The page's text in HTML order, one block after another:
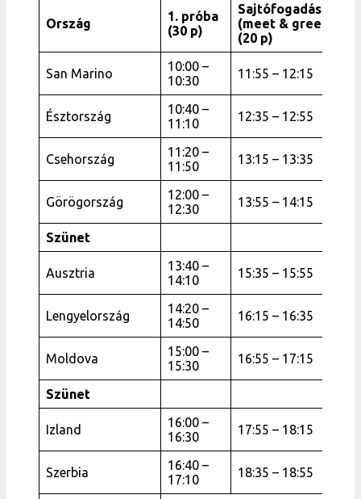
Ország
1. próba
(30 p)
Sajtófogadás
(meet & greet)
(20 p)
San Marino
10:00 –
10:30
11:55 – 12:15
Észtország
10:40 –
11:10
12:35 – 12:55
Csehország
11:20 –
11:50
13:15 – 13:35
Görögország
12:00 –
12:30
13:55 – 14:15
Szünet
Ausztria
13:40 –
14:10
15:35 – 15:55
Lengyelország
14:20 –
14:50
16:15 – 16:35
Moldova
15:00 –
15:30
16:55 – 17:15
Szünet
Izland
16:00 –
16:30
17:55 – 18:15
Szerbia
16:40 –
17:10
18:35 – 18:55